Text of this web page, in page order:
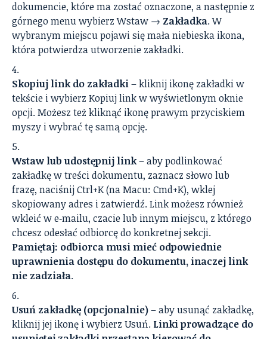
dokumencie, które ma zostać oznaczone, a następnie z
górnego menu wybierz Wstaw → Zakładka. W
wybranym miejscu pojawi się mała niebieska ikona,
która potwierdza utworzenie zakładki.
Skopiuj link do zakładki– kliknij ikonę zakładki w
tekście i wybierz Kopiuj link w wyświetlonym oknie
opcji. Możesz też kliknąć ikonę prawym przyciskiem
myszy i wybrać tę samą opcję.
Wstaw lub udostępnij link– aby podlinkować
zakładkę w treści dokumentu, zaznacz słowo lub
frazę, naciśnij Ctrl+K (na Macu: Cmd+K), wklej
skopiowany adres i zatwierdź. Link możesz również
wkleić w e‑mailu, czacie lub innym miejscu, z którego
chcesz odesłać odbiorcę do konkretnej sekcji.
Pamiętaj: odbiorca musi mieć odpowiednie
uprawnienia dostępu do dokumentu, inaczej link
nie zadziała.
Usuń zakładkę (opcjonalnie)– aby usunąć zakładkę,
kliknij jej ikonę i wybierz Usuń. Linki prowadzące do